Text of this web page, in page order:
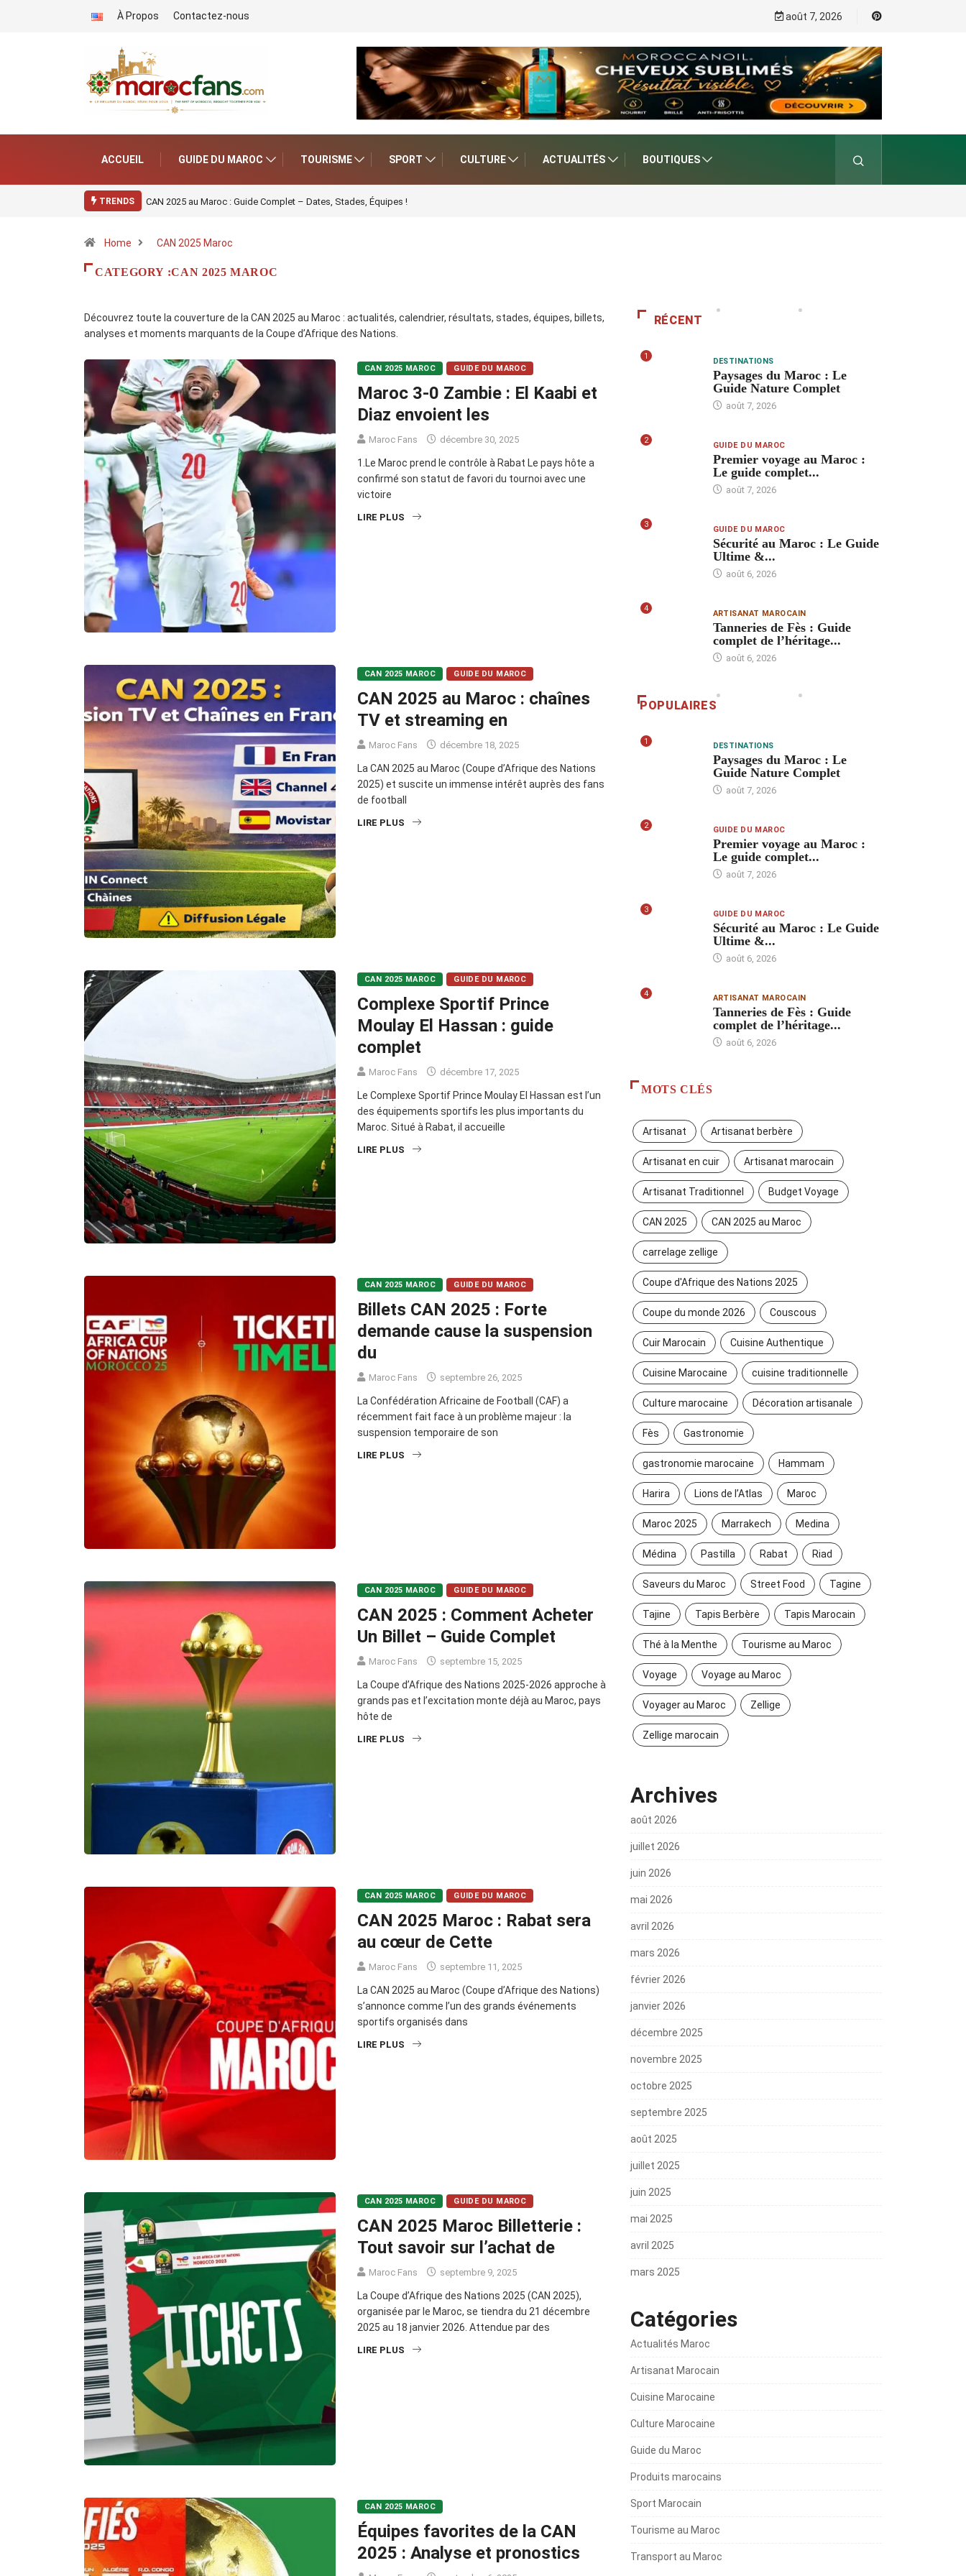
À Propos Contactez-nous août 7, 2026
ACCUEIL GUIDE DU MAROC TOURISME SPORT CULTURE ACTUALITÉS BOUTIQUES
TRENDS CAN 2025 au Maroc : Guide Complet – Dates, Stades, Équipes !
Home CAN 2025 Maroc
CATEGORY :CAN 2025 MAROC
Découvrez toute la couverture de la CAN 2025 au Maroc : actualités, calendrier, résultats, stades, équipes, billets,
analyses et moments marquants de la Coupe d’Afrique des Nations.
CAN 2025 MAROC GUIDE DU MAROC
Maroc 3-0 Zambie : El Kaabi et
Diaz envoient les
Maroc Fans décembre 30, 2025
1.Le Maroc prend le contrôle à Rabat Le pays hôte a
confirmé son statut de favori du tournoi avec une
victoire
LIRE PLUS
CAN 2025 MAROC GUIDE DU MAROC
CAN 2025 au Maroc : chaînes
TV et streaming en
Maroc Fans décembre 18, 2025
La CAN 2025 au Maroc (Coupe d’Afrique des Nations
2025) et suscite un immense intérêt auprès des fans
de football
LIRE PLUS
CAN 2025 MAROC GUIDE DU MAROC
Complexe Sportif Prince
Moulay El Hassan : guide
complet
Maroc Fans décembre 17, 2025
Le Complexe Sportif Prince Moulay El Hassan est l’un
des équipements sportifs les plus importants du
Maroc. Situé à Rabat, il accueille
LIRE PLUS
CAN 2025 MAROC GUIDE DU MAROC
Billets CAN 2025 : Forte
demande cause la suspension
du
Maroc Fans septembre 26, 2025
La Confédération Africaine de Football (CAF) a
récemment fait face à un problème majeur : la
suspension temporaire de son
LIRE PLUS
CAN 2025 MAROC GUIDE DU MAROC
CAN 2025 : Comment Acheter
Un Billet – Guide Complet
Maroc Fans septembre 15, 2025
La Coupe d’Afrique des Nations 2025-2026 approche à
grands pas et l’excitation monte déjà au Maroc, pays
hôte de
LIRE PLUS
CAN 2025 MAROC GUIDE DU MAROC
CAN 2025 Maroc : Rabat sera
au cœur de Cette
Maroc Fans septembre 11, 2025
La CAN 2025 au Maroc (Coupe d’Afrique des Nations)
s’annonce comme l’un des grands événements
sportifs organisés dans
LIRE PLUS
CAN 2025 MAROC GUIDE DU MAROC
CAN 2025 Maroc Billetterie :
Tout savoir sur l’achat de
Maroc Fans septembre 9, 2025
La Coupe d’Afrique des Nations 2025 (CAN 2025),
organisée par le Maroc, se tiendra du 21 décembre
2025 au 18 janvier 2026. Attendue par des
LIRE PLUS
CAN 2025 MAROC
Équipes favorites de la CAN
2025 : Analyse et pronostics
RÉCENT
1 DESTINATIONS
Paysages du Maroc : Le
Guide Nature Complet
août 7, 2026
2 GUIDE DU MAROC
Premier voyage au Maroc :
Le guide complet...
août 7, 2026
3 GUIDE DU MAROC
Sécurité au Maroc : Le Guide
Ultime &...
août 6, 2026
4 ARTISANAT MAROCAIN
Tanneries de Fès : Guide
complet de l’héritage...
août 6, 2026
POPULAIRES
1 DESTINATIONS
Paysages du Maroc : Le
Guide Nature Complet
août 7, 2026
2 GUIDE DU MAROC
Premier voyage au Maroc :
Le guide complet...
août 7, 2026
3 GUIDE DU MAROC
Sécurité au Maroc : Le Guide
Ultime &...
août 6, 2026
4 ARTISANAT MAROCAIN
Tanneries de Fès : Guide
complet de l’héritage...
août 6, 2026
MOTS CLÉS
Artisanat Artisanat berbère
Artisanat en cuir Artisanat marocain
Artisanat Traditionnel Budget Voyage
CAN 2025 CAN 2025 au Maroc
carrelage zellige
Coupe d'Afrique des Nations 2025
Coupe du monde 2026 Couscous
Cuir Marocain Cuisine Authentique
Cuisine Marocaine cuisine traditionnelle
Culture marocaine Décoration artisanale
Fès Gastronomie
gastronomie marocaine Hammam
Harira Lions de l’Atlas Maroc
Maroc 2025 Marrakech Medina
Médina Pastilla Rabat Riad
Saveurs du Maroc Street Food Tagine
Tajine Tapis Berbère Tapis Marocain
Thé à la Menthe Tourisme au Maroc
Voyage Voyage au Maroc
Voyager au Maroc Zellige
Zellige marocain
Archives
août 2026
juillet 2026
juin 2026
mai 2026
avril 2026
mars 2026
février 2026
janvier 2026
décembre 2025
novembre 2025
octobre 2025
septembre 2025
août 2025
juillet 2025
juin 2025
mai 2025
avril 2025
mars 2025
Catégories
Actualités Maroc
Artisanat Marocain
Cuisine Marocaine
Culture Marocaine
Guide du Maroc
Produits marocains
Sport Marocain
Tourisme au Maroc
Transport au Maroc